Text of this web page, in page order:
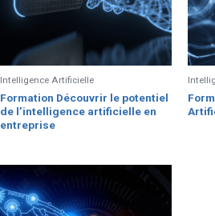
Intelligence Artificielle
Formation Découvrir le potentiel
de l’intelligence artificielle en
entreprise